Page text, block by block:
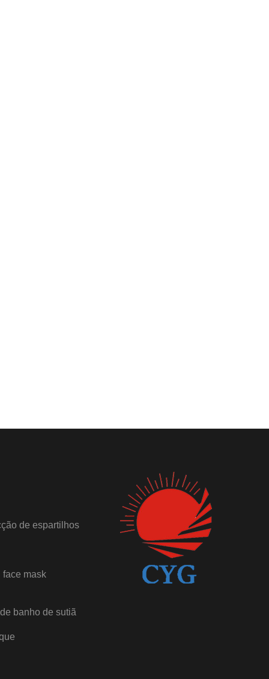
de espartilhos
mask
banho de sutiã